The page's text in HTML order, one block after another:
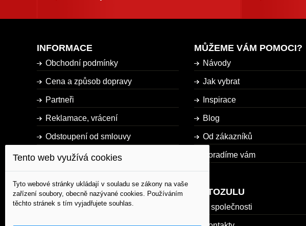
INFORMACE
Obchodní podmínky
Cena a způsob dopravy
Partneři
Reklamace, vrácení
Odstoupení od smlouvy
Dostupnost zboží
Mapa stránky
MŮŽEME VÁM POMOCI?
Návody
Jak vybrat
Inspirace
Blog
Od zákazníků
Poradíme vám
AUTOZULU
O společnosti
Tento web využívá cookies
Tyto webové stránky ukládají v souladu se zákony na vaše
zařízení soubory, obecně nazývané cookies. Používáním
těchto stránek s tím vyjadřujete souhlas.